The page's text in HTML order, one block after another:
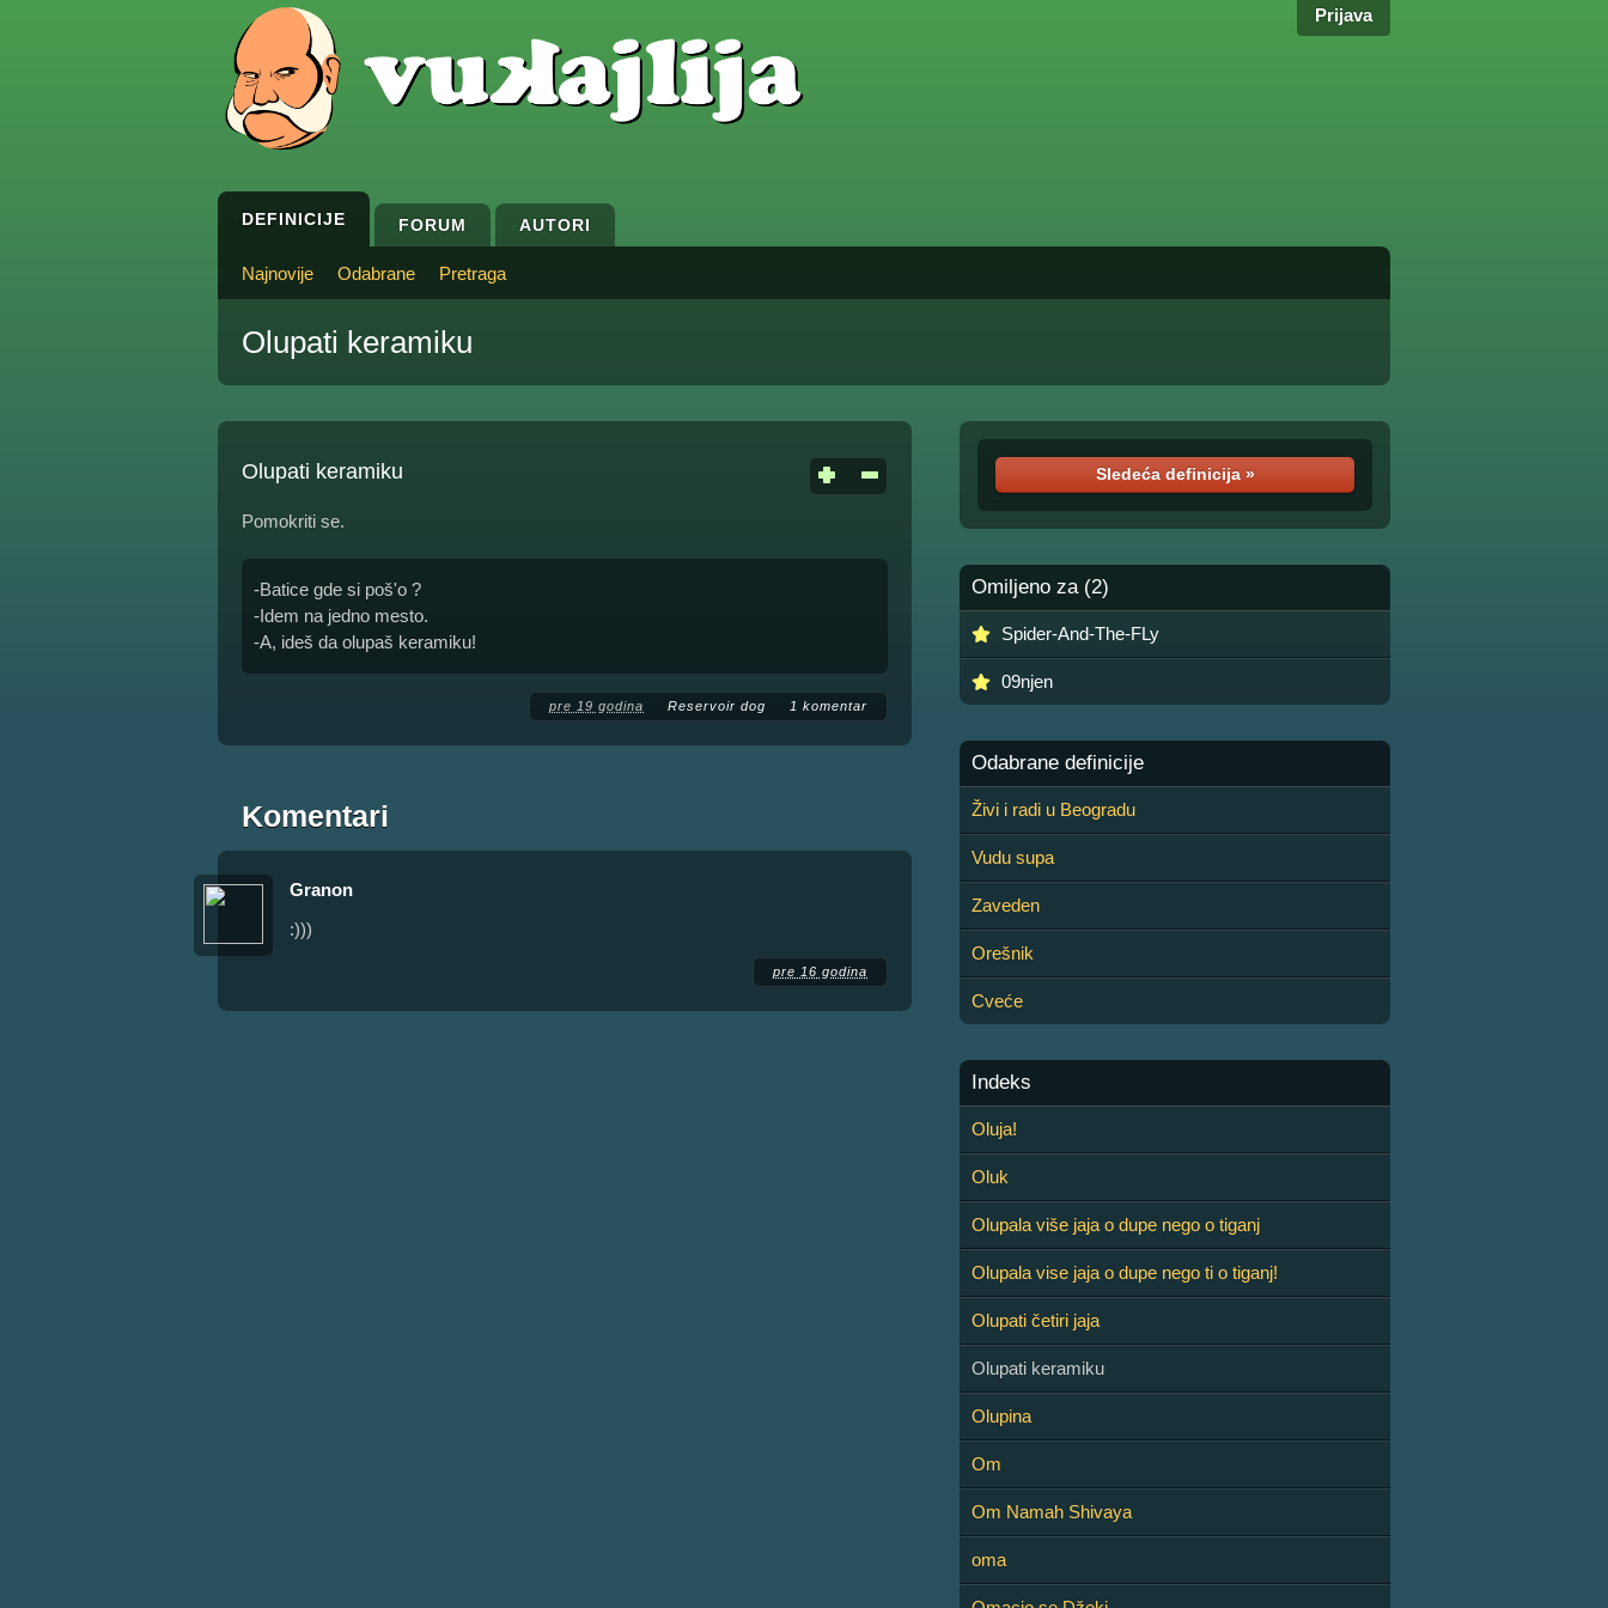
Prijava
DEFINICIJE FORUM AUTORI
Najnovije Odabrane Pretraga
Olupati keramiku
Olupati keramiku
Pomokriti se.
-Batice gde si poš'o ?
-Idem na jedno mesto.
-A, ideš da olupaš keramiku!
pre 19 godina Reservoir dog 1 komentar
Komentari
Granon
:)))
pre 16 godina
Sledeća definicija »
Omiljeno za (2)
Spider-And-The-FLy
09njen
Odabrane definicije
Živi i radi u Beogradu
Vudu supa
Zaveden
Orešnik
Cveće
Indeks
Oluja!
Oluk
Olupala više jaja o dupe nego o tiganj
Olupala vise jaja o dupe nego ti o tiganj!
Olupati četiri jaja
Olupati keramiku
Olupina
Om
Om Namah Shivaya
oma